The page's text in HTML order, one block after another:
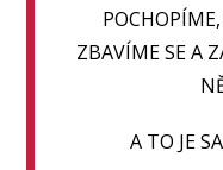
ZBAVÍME SE A
A TO JE